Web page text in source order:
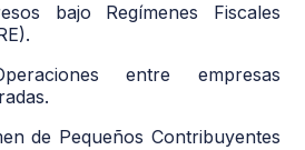
bajo Regímenes Fiscales
entre empresas
de Pequeños Contribuyentes